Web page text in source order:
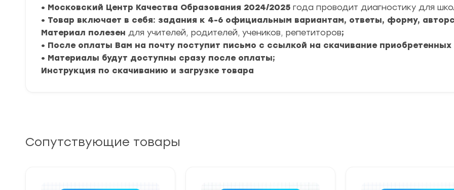
• Московский Центр Качества Образования 2024/2025 года проводит диагностику для
• Товар включает в себя: задания к 4-6 официальным вариантам, ответы, форму,
Материал полезен для учителей, родителей, учеников, репетиторов;
• После оплаты Вам на почту поступит письмо с ссылкой на скачивание приобретенных
• Материалы будут доступны сразу после оплаты;
Инструкция по скачиванию и загрузке товара
Сопутствующие товары